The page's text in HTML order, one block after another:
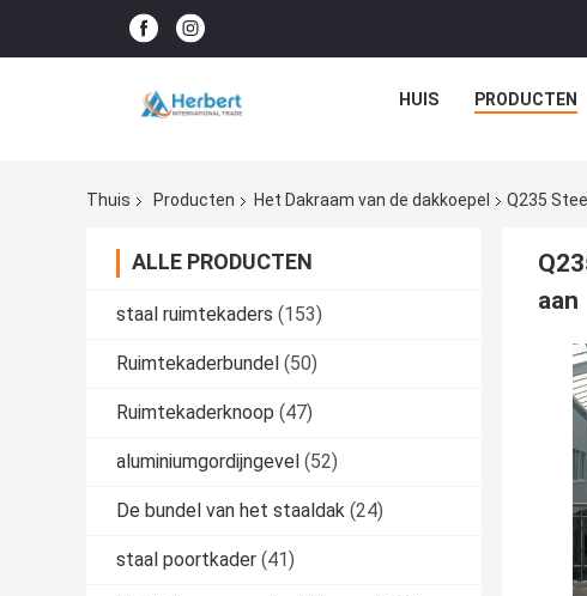
HUIS PRODUCTEN
Thuis Producten Het Dakraam van de dakkoepel Q235
ALLE PRODUCTEN
staal ruimtekaders (153)
Ruimtekaderbundel (50)
Ruimtekaderknoop (47)
aluminiumgordijngevel (52)
De bundel van het staaldak (24)
staal poortkader (41)
aan